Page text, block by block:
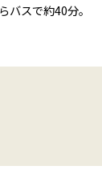
スで約40分。